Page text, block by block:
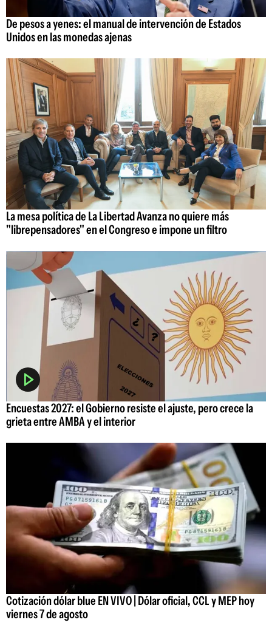
De pesos a yenes: el manual de intervención de Estados
Unidos en las monedas ajenas
La mesa política de La Libertad Avanza no quiere más
"librepensadores" en el Congreso e impone un filtro
Encuestas 2027: el Gobierno resiste el ajuste, pero crece la
grieta entre AMBA y el interior
Cotización dólar blue EN VIVO | Dólar oficial, CCL y MEP hoy
viernes 7 de agosto